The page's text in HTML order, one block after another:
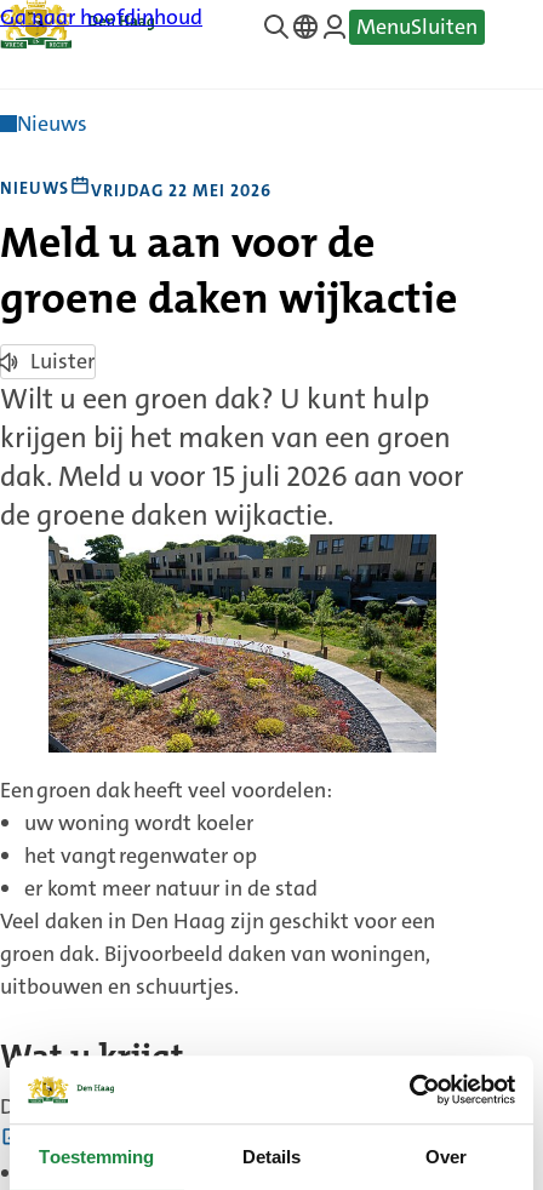
Toestemming Details Over
Ga naar hoofdinhoud
—
MenuSluiten
Nieuws
NIEUWS VRIJDAG 22 MEI 2026
Meld u aan voor de
groene daken wijkactie
Luister
Wilt u een groen dak? U kunt hulp
krijgen bij het maken van een groen
dak. Meld u voor 15 juli 2026 aan voor
de groene daken wijkactie.
Een groen dak heeft veel voordelen:
uw woning wordt koeler
het vangt regenwater op
er komt meer natuur in de stad
Veel daken in Den Haag zijn geschikt voor een
groen dak. Bijvoorbeeld daken van woningen,
uitbouwen en schuurtjes.
Wat u krijgt
De gemeente werkt samen met
Het Groene Loket
link)
15% korting op een doe-het-zelfpakket of een